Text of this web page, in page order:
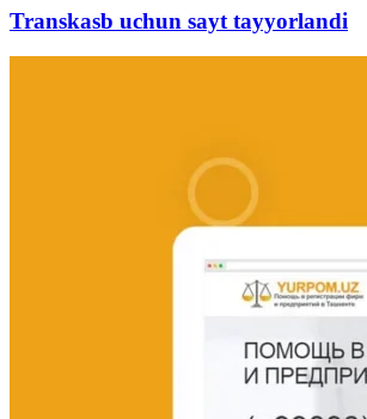
Transkasb uchun sayt tayyorlandi